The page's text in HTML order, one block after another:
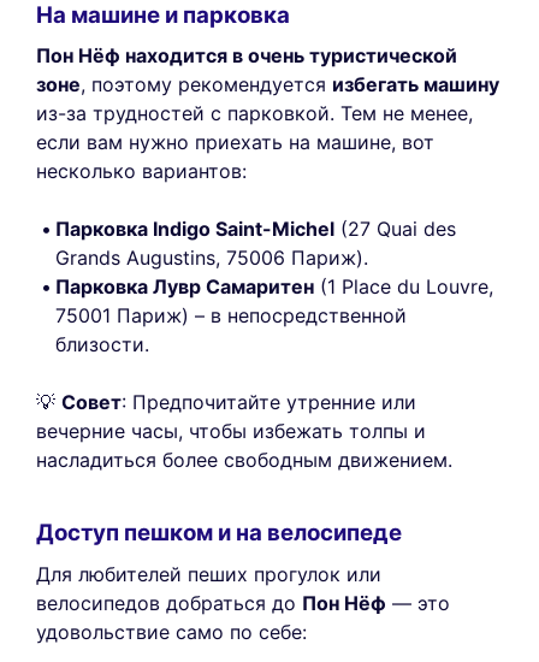
На машине и парковка
Пон Нёф находится в очень туристической
зоне, поэтому рекомендуется избегать машину
из-за трудностей с парковкой. Тем не менее,
если вам нужно приехать на машине, вот
несколько вариантов:
Парковка Indigo Saint-Michel (27 Quai des
Grands Augustins, 75006 Париж).
Парковка Лувр Самаритен (1 Place du Louvre,
75001 Париж) – в непосредственной
близости.
💡 Совет: Предпочитайте утренние или
вечерние часы, чтобы избежать толпы и
насладиться более свободным движением.
Доступ пешком и на велосипеде
Для любителей пеших прогулок или
велосипедов добраться до Пон Нёф — это
удовольствие само по себе: